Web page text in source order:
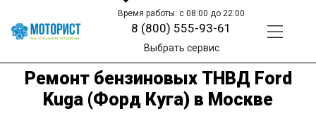
Время работы: с 08:00 до 22:00
8 (800) 555-93-61
Выбрать сервис
Ремонт бензиновых ТНВД Ford
Kuga (Форд Куга) в Москве